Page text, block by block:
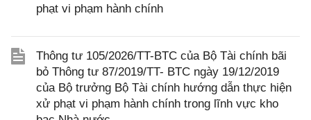
phạt vi phạm hành chính
Thông tư 105/2026/TT-BTC của Bộ Tài chính bãi
bỏ Thông tư 87/2019/TT- BTC ngày 19/12/2019
của Bộ trưởng Bộ Tài chính hướng dẫn thực hiện
xử phạt vi phạm hành chính trong lĩnh vực kho